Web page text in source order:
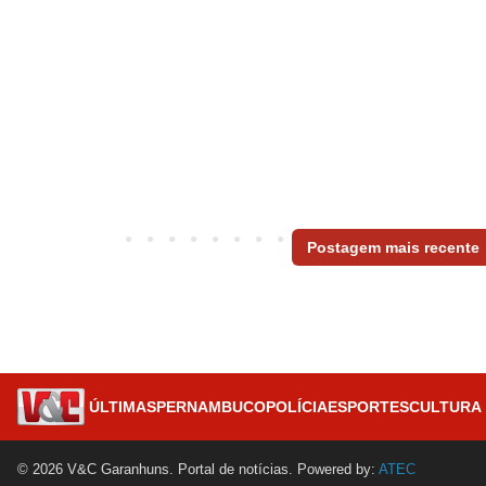
Postagem mais recente
ÚLTIMASPERNAMBUCOPOLÍCIAESPORTESCULTURA
© 2026 V&C Garanhuns. Portal de notícias. Powered by: ATEC